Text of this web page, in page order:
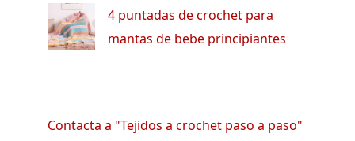
4 puntadas de crochet para
mantas de bebe principiantes
Contacta a "Tejidos a crochet paso a paso"